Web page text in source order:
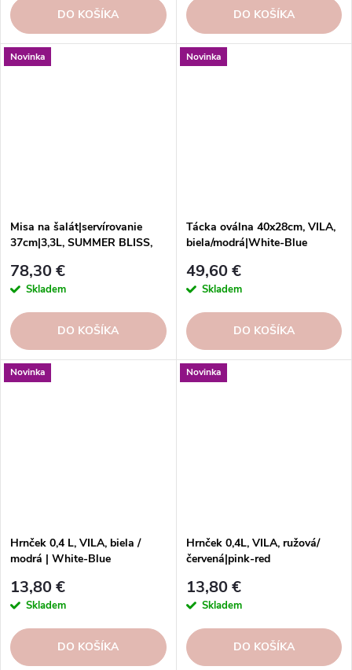
DO KOŠÍKA DO KOŠÍKA
Novinka
Misa na šalát|servírovanie
37cm|3,3L, SUMMER BLISS,
78,30 €
Skladem
DO KOŠÍKA
Novinka
Tácka oválna 40x28cm, VILA,
biela/modrá|White-Blue
49,60 €
Skladem
DO KOŠÍKA
Novinka
Hrnček 0,4 L, VILA, biela /
modrá | White-Blue
13,80 €
Skladem
DO KOŠÍKA
Novinka
Hrnček 0,4L, VILA, ružová/
červená|pink-red
13,80 €
Skladem
DO KOŠÍKA